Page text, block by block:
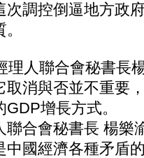
次調控倒逼地方政
人聯合會秘書長
取消與否並不重要
增長方式。
合會秘書長 楊樂
國經濟各種矛盾